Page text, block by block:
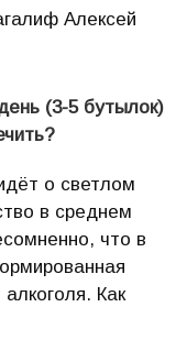
Алексей
(3-5 бутылок)
о светлом
в среднем
что в
Как